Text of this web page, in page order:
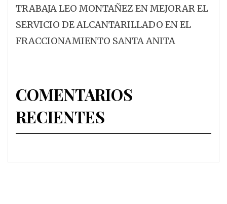
TRABAJA LEO MONTAÑEZ EN MEJORAR EL
SERVICIO DE ALCANTARILLADO EN EL
FRACCIONAMIENTO SANTA ANITA
COMENTARIOS
RECIENTES